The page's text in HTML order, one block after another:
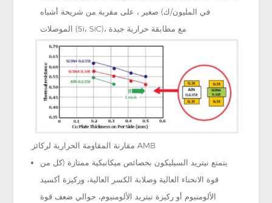
في المليون/ك) صغير ، على مقربة من شريحة أشباه
مقارنة المقاومة الحرارية لركائز AMB
يتمتع نيتريد السيليكون بخصائص ميكانيكية ممتازة (كل من
قوة الانحناء العالية وصلابة الكسر العالية، وركيزة أكسيد
الألومنيوم أو ركيزة نيتريد الألومنيوم، حوالي ضعف قوة